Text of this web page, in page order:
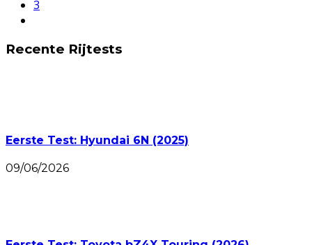
3
Recente Rijtests
Eerste Test: Hyundai 6N (2025)
09/06/2026